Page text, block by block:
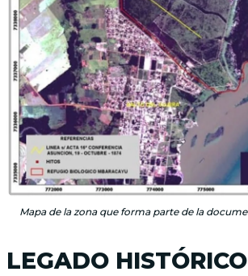
Mapa de la zona que forma parte de la
LEGADO HISTÓRICO